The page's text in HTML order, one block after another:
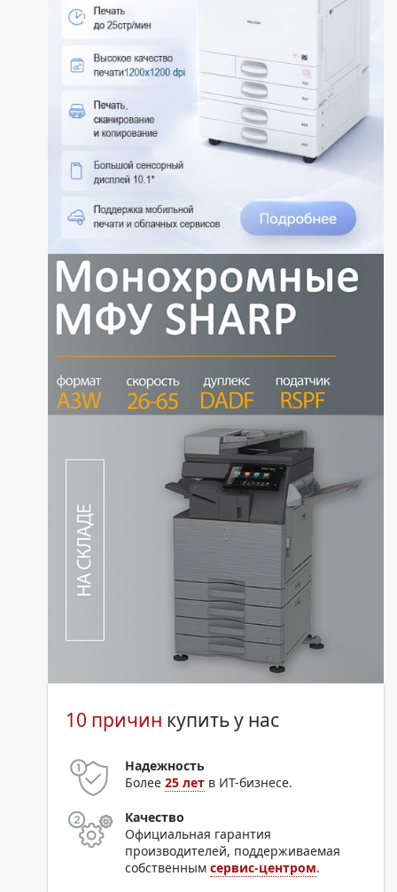
10 причин купить у нас
Надежность
Более25 лет в ИТ-бизнесе.
Качество
Официальная гарантия
производителей, поддерживаемая
собственнымсервис-центром.